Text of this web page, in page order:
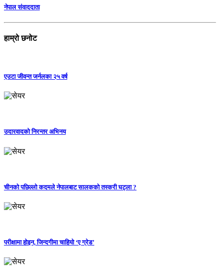
नेपाल संवाददाता
हाम्रो छनोट
एउटा जीवन्त जर्नलका २५ वर्ष
उदारवादको निरन्तर अभिनय
चीनको पछिल्लो कदमले नेपालबाट सालकको तस्करी घट्ला ?
परीक्षामा होइन, जिन्दगीमा चाहियो ‘ए ग्रेड’